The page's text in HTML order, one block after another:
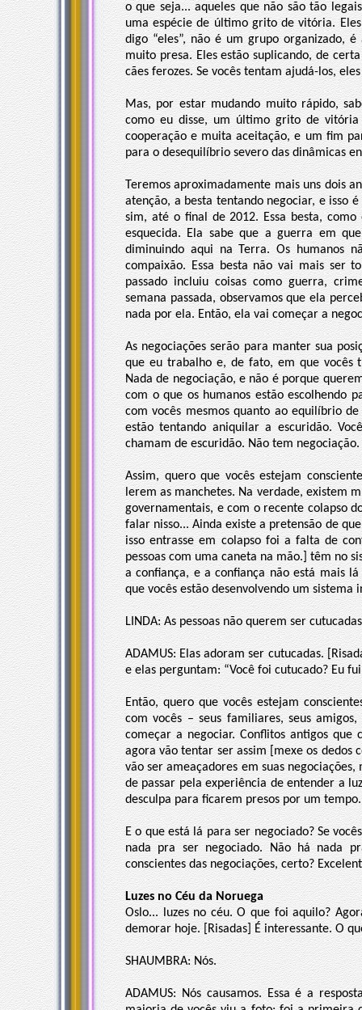
o que seja... aqueles que não são tão
uma espécie de último grito de vitória.
digo “eles”, não é um grupo organizado,
muito presa. Eles estão suplicando, de
cães ferozes. Se vocês tentam ajudá-los,
Mas, por estar mudando muito rápido,
como eu disse, um último grito de
cooperação e muita aceitação, e um fim
para o desequilíbrio severo das dinâmicas
Teremos aproximadamente mais uns dois
atenção, a besta tentando negociar, e isso
sim, até o final de 2012. Essa besta,
esquecida. Ela sabe que a guerra em
diminuindo aqui na Terra. Os humanos
compaixão. Essa besta não vai mais ser
passado incluiu coisas como guerra,
semana passada, observamos que ela
nada por ela. Então, ela vai começar a
As negociações serão para manter sua
que eu trabalho e, de fato, em que vocês
Nada de negociação, e não é porque
com o que os humanos estão escolhendo
com vocês mesmos quanto ao equilíbrio
estão tentando aniquilar a escuridão.
chamam de escuridão. Não tem negociação.
Assim, quero que vocês estejam
lerem as manchetes. Na verdade, existem
governamentais, e com o recente colapso
falar nisso... Ainda existe a pretensão de
isso entrasse em colapso foi a falta de
pessoas com uma caneta na mão.] têm no
a confiança, e a confiança não está mais
que vocês estão desenvolvendo um sistema
LINDA: As pessoas não querem ser
ADAMUS: Elas adoram ser cutucadas.
e elas perguntam: “Você foi cutucado? Eu
Então, quero que vocês estejam
com vocês – seus familiares, seus
começar a negociar. Conflitos antigos
agora vão tentar ser assim [mexe os dedos
vão ser ameaçadores em suas
de passar pela experiência de entender a
desculpa para ficarem presos por um tempo.
E o que está lá para ser negociado? Se
nada pra ser negociado. Não há nada
conscientes das negociações, certo?
Luzes no Céu da Noruega
Oslo... luzes no céu. O que foi aquilo?
demorar hoje. [Risadas] É interessante. O
SHAUMBRA: Nós.
ADAMUS: Nós causamos. Essa é a